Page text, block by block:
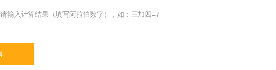
请输入计算结果（填写阿拉伯数字），如：三加四=7